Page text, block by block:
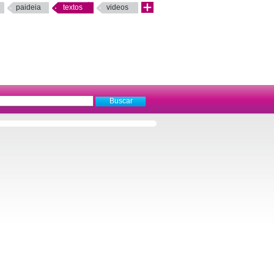
paideia textos videos